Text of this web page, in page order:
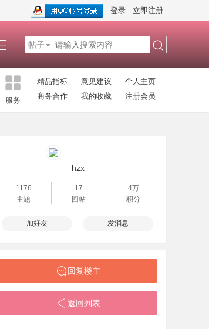
登录 立即注册
帖子
服务
精品指标 意见建议
个人主页
商务合作
我的收藏 注册会员
hzx
1176
主题
17
回帖
4万
积分
加好友 发消息
回复楼主
返回列表